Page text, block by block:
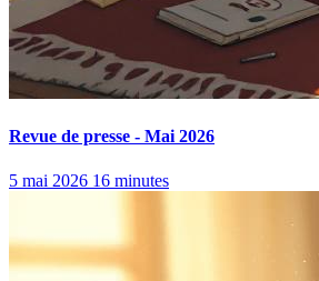
Revue de presse - Mai 2026
5 mai 2026 16 minutes